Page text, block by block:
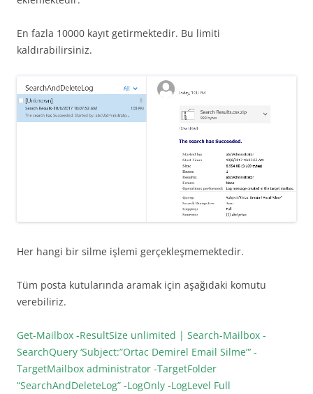
En fazla 10000 kayıt getirmektedir. Bu limiti
kaldırabilirsiniz.
Her hangi bir silme işlemi gerçekleşmemektedir.
Tüm posta kutularında aramak için aşağıdaki komutu
verebiliriz.
Get-Mailbox -ResultSize unlimited | Search-Mailbox -
SearchQuery ‘Subject:”Ortac Demirel Email Silme”’ -
TargetMailbox administrator -TargetFolder
“SearchAndDeleteLog” -LogOnly -LogLevel Full